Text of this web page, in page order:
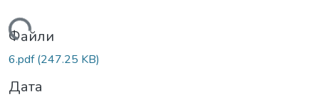
Файли
6.pdf(247.25 KB)
Дата